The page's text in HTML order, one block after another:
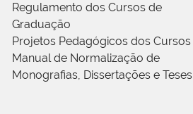
Regulamento dos Cursos de
Graduação
Projetos Pedagógicos dos Cursos
Manual de Normalização de
Monografias, Dissertações e Teses